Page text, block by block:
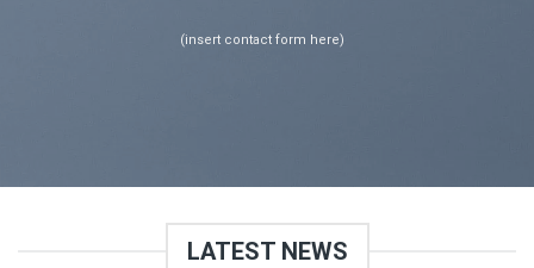
(insert contact form here)
LATEST NEWS